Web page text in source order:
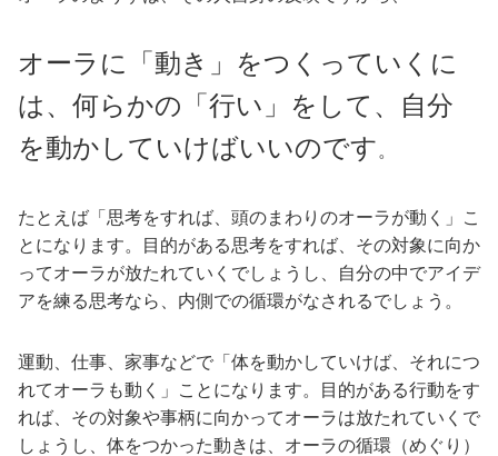
オーラに「動き」をつくっていくに
は、何らかの「行い」をして、自分
を動かしていけばいいのです 。
たとえば「思考をすれば、頭のまわりのオーラが動く」こ
とになります。目的がある思考をすれば、その対象に向か
ってオーラが放たれていくでしょうし、自分の中でアイデ
アを練る思考なら、内側での循環がなされるでしょう。
運動、仕事、家事などで「体を動かしていけば、それにつ
れてオーラも動く」ことになります。目的がある行動をす
れば、その対象や事柄に向かってオーラは放たれていくで
しょうし、体をつかった動きは、オーラの循環（めぐり）